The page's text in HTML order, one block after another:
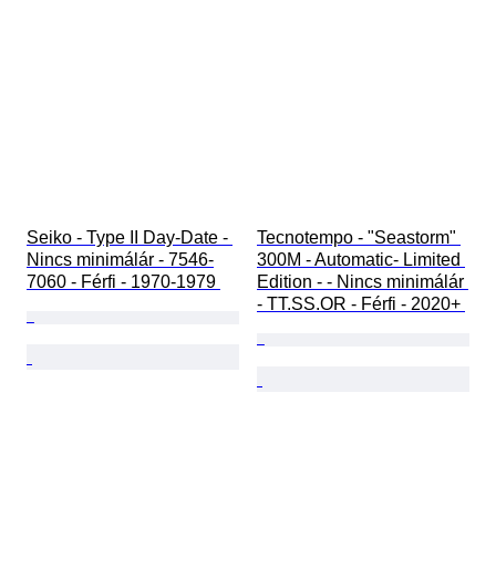
Seiko - Type II Day-Date -
Nincs minimálár - 7546-
7060 - Férfi - 1970-1979
Tecnotempo - "Seastorm"
300M - Automatic- Limited
Edition - - Nincs minimálár
- TT.SS.OR - Férfi - 2020+